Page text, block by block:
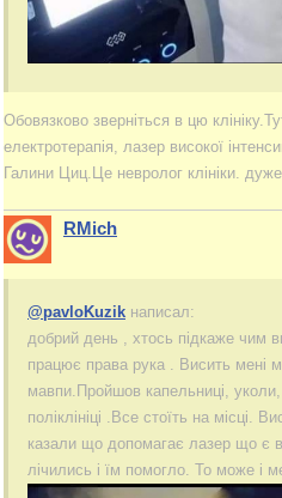
Обовязково зверніться в цю
електротерапія, лазер високої
Галини Циц.Це невролог клініки.
RMich
@pavloKuzik написал:
добрий день , хтось підкаже чим
працює права рука . Висить мені
мавпи.Пройшов капельниці,
поліклініці .Все стоїть на місці.
казали що допомагає лазер що є
лічились і їм помогло. То може і